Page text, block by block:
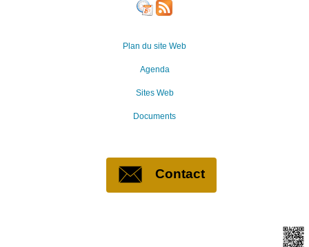
Plan du site Web
Agenda
Sites Web
Documents
Contact